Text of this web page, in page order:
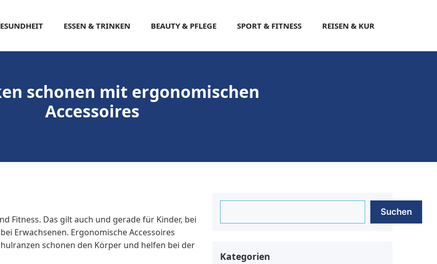
ESSEN & TRINKEN BEAUTY & PFLEGE SPORT & FITNESS REISEN & KUR
schonen mit ergonomischen
Accessoires
Fitness. Das gilt auch und gerade für Kinder, bei
Erwachsenen. Ergonomische Accessoires
schonen den Körper und helfen bei der
Suchen
Kategorien